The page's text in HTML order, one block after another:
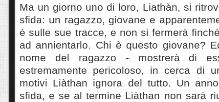
Ma un giorno uno di loro, Liathàn, si
sfida: un ragazzo, giovane e
è sulle sue tracce, e non si fermerà
ad annientarlo. Chi è questo giovane?
nome del ragazzo - mostrerà di
estremamente pericoloso, in cerca di
motivi Liàthan ignora del tutto. Un
sfida, e se al termine Liàthan non sarà